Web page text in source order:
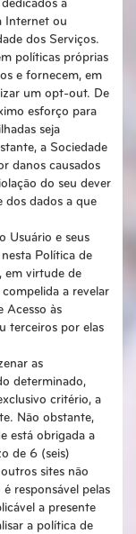
à
Internet ou
dos Serviços.
políticas próprias
e fornecem, em
um opt-out. De
esforço para
seja
a Sociedade
danos causados
do seu dever
dos dados a que
Usuário e seus
Política de
em virtude de
a revelar
Acesso às
terceiros por elas
as
determinado,
critério, a
Não obstante,
está obrigada a
de 6 (seis)
sites não
responsável pelas
a presente
a política de